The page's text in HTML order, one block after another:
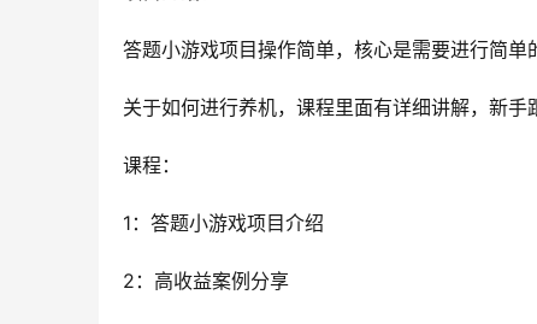
答题小游戏项目操作简单，核心是需要进行简单
关于如何进行养机，课程里面有详细讲解，新手
课程：
1：答题小游戏项目介绍
2：高收益案例分享